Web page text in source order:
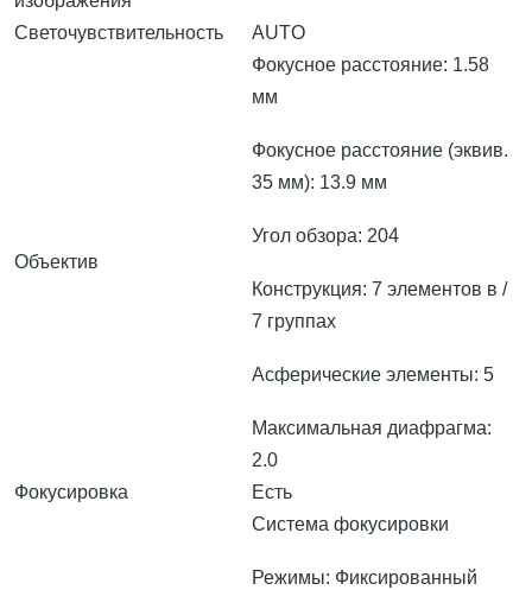
Светочувствительность AUTO
Объектив
Фокусное расстояние: 1.58
мм
Фокусное расстояние (эквив.
35 мм): 13.9 мм
Угол обзора: 204
Конструкция: 7 элементов в /
7 группах
Асферические элементы: 5
Максимальная диафрагма:
2.0
Фокусировка
Есть
Система фокусировки
Режимы: Фиксированный